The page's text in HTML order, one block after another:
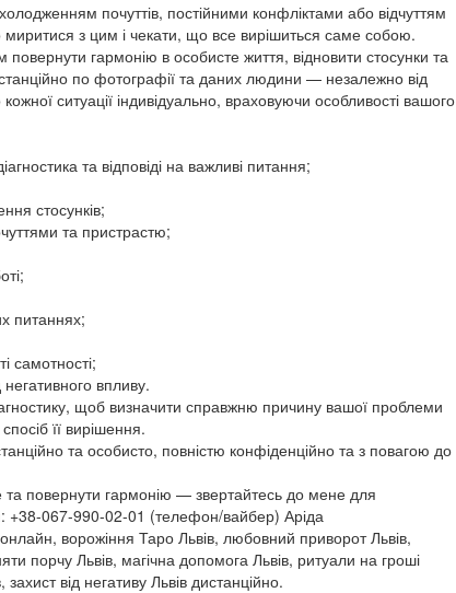
почуттів, постійними конфліктами або відчуттям
з цим і чекати, що все вирішиться саме собою.
гармонію в особисте життя, відновити стосунки та
по фотографії та даних людини — незалежно від
ситуації індивідуально, враховуючи особливості вашого
та відповіді на важливі питання;
стосунків;
та пристрастю;
питаннях;
самотності;
впливу.
щоб визначити справжню причину вашої проблеми
її вирішення.
та особисто, повністю конфіденційно та з повагою до
та повернути гармонію — звертайтесь до мене для
+38-067-990-02-01 (телефон/вайбер) Аріда
ворожіння Таро Львів, любовний приворот Львів,
порчу Львів, магічна допомога Львів, ритуали на гроші
від негативу Львів дистанційно.